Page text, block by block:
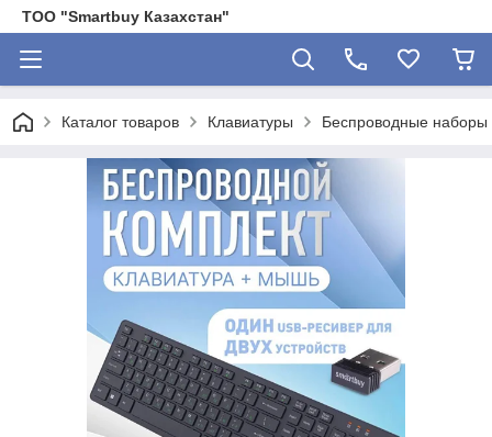
ТОО "Smartbuy Казахстан"
Каталог товаров Клавиатуры Беспроводные наборы